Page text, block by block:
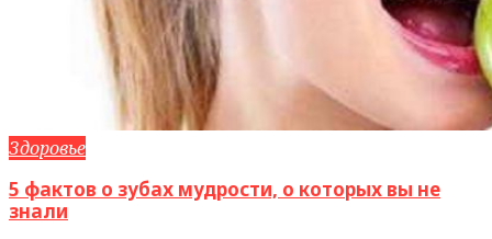
Здоровье
5 фактов о зубах мудрости, о которых вы не
знали